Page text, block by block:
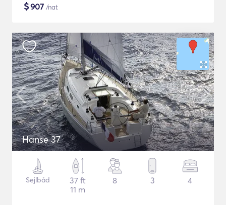
$907 /nat
Hanse 37
Sejlbåd
37 ft
11 m
8 3 4